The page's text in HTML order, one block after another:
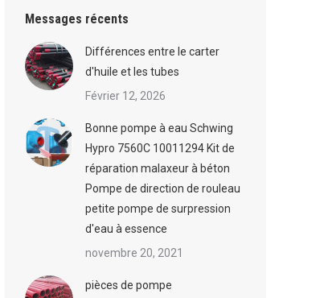
Messages récents
Différences entre le carter
d'huile et les tubes
Février 12, 2026
Bonne pompe à eau Schwing
Hypro 7560C 10011294 Kit de
réparation malaxeur à béton
Pompe de direction de rouleau
petite pompe de surpression
d'eau à essence
novembre 20, 2021
pièces de pompe